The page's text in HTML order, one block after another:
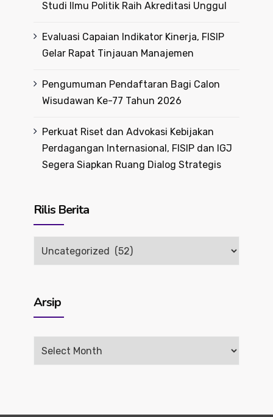
Studi Ilmu Politik Raih Akreditasi Unggul
Evaluasi Capaian Indikator Kinerja, FISIP
Gelar Rapat Tinjauan Manajemen
Pengumuman Pendaftaran Bagi Calon
Wisudawan Ke-77 Tahun 2026
Perkuat Riset dan Advokasi Kebijakan
Perdagangan Internasional, FISIP dan IGJ
Segera Siapkan Ruang Dialog Strategis
Rilis Berita
Rilis
Arsip
Arsip